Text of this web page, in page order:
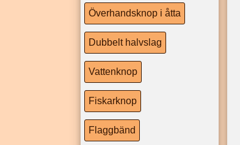
Överhandsknop i åtta
Dubbelt halvslag
Vattenknop
Fiskarknop
Flaggbänd